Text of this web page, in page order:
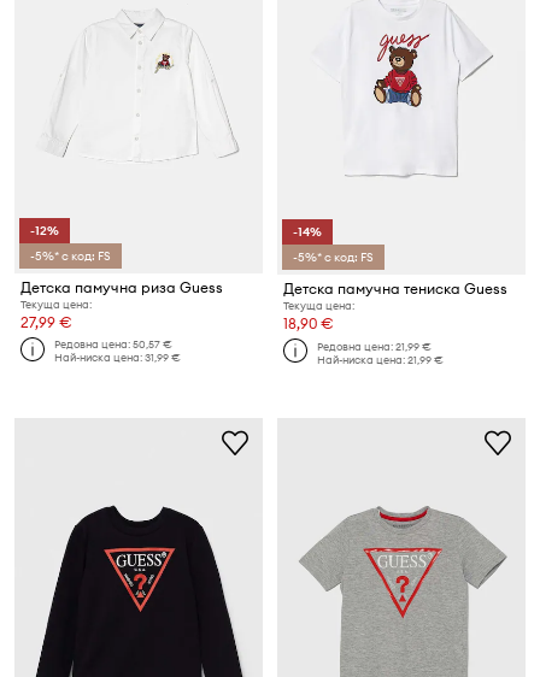
-12%
-5%* с код: FS
Детска памучна риза Guess
Текуща цена:
27,99 €
Редовна цена:50,57 €
Най-ниска цена:31,99 €
-14%
-5%* с код: FS
Детска памучна тениска Guess
Текуща цена:
18,90 €
Редовна цена:21,99 €
Най-ниска цена:21,99 €